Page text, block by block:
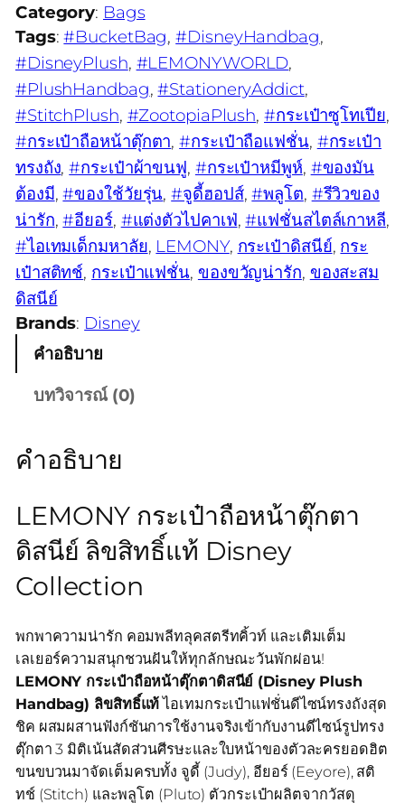
Category: Bags
Tags:#BucketBag, #DisneyHandbag
#DisneyPlush, #LEMONYWORLD
#PlushHandbag, #StationeryAddict
#StitchPlush, #ZootopiaPlush, #กระเป๋าซูโทเปีย
#กระเป๋าถือหน้าตุ๊กตา, #กระเป๋าถือแฟชั่น, #กระเป๋า
ทรงถัง, #กระเป๋าผ้าขนฟู, #กระเป๋าหมีพูห์, #ของมัน
ต้องมี, #ของใช้วัยรุ่น, #จูดี้ฮอปส์, #พลูโต, #รีวิวของ
น่ารัก, #อียอร์, #แต่งตัวไปคาเฟ่, #แฟชั่นสไตล์เกาหลี
#ไอเทมเด็กมหาลัย, LEMONY, กระเป๋าดิสนีย์, กระ
เป๋าสติทช์, กระเป๋าแฟชั่น, ของขวัญน่ารัก, ของสะสม
ดิสนีย์
Brands: Disney
คำอธิบาย
บทวิจารณ์ (0)
คำอธิบาย
LEMONY กระเป๋าถือหน้าตุ๊กตา
ดิสนีย์ ลิขสิทธิ์แท้ Disney
Collection
พกพาความน่ารัก คอมพลีทลุคสตรีทคิ้วท์ และเติมเต็ม
เลเยอร์ความสนุกชวนฝันให้ทุกลักษณะวันพักผ่อน!
LEMONY กระเป๋าถือหน้าตุ๊กตาดิสนีย์ (Disney Plush
Handbag) ลิขสิทธิ์แท้ไอเทมกระเป๋าแฟชั่นดีไซน์ทรงถังสุด
ชิค ผสมผสานฟังก์ชันการใช้งานจริงเข้ากับงานดีไซน์รูปทรง
ตุ๊กตา 3 มิติเน้นสัดส่วนศีรษะและใบหน้าของตัวละครยอดฮิต
ขนขบวนมาจัดเต็มครบทั้ง จูดี้ (Judy), อียอร์ (Eeyore), สติ
ทช์ (Stitch) และพลูโต (Pluto) ตัวกระเป๋าผลิตจากวัสดุ